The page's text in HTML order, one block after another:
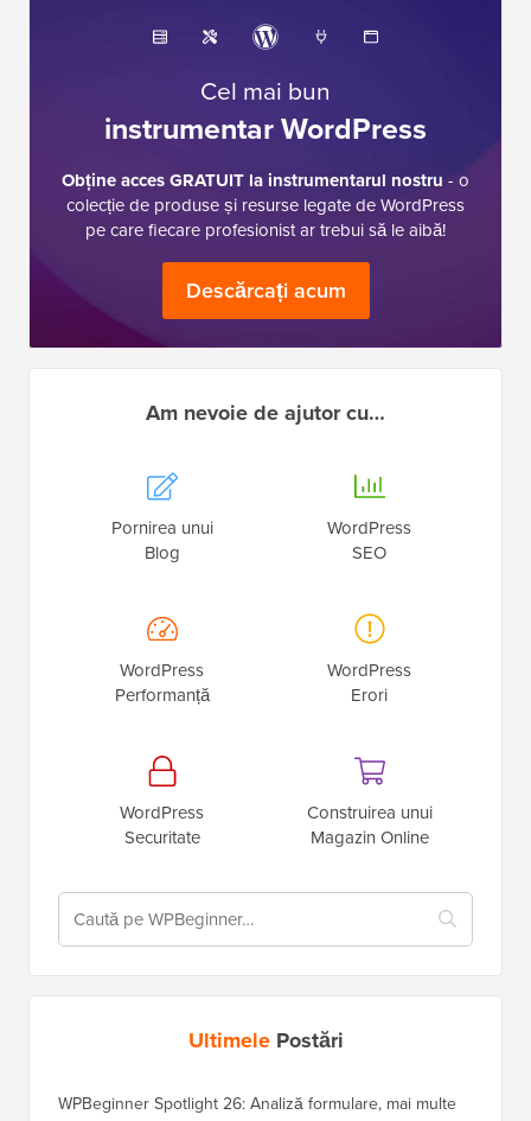
Cel mai bun
instrumentar WordPress
Obține acces GRATUIT la instrumentarul nostru - o
colecție de produse și resurse legate de WordPress
pe care fiecare profesionist ar trebui să le aibă!
Descărcați acum
Am nevoie de ajutor cu…
Pornirea unui
Blog
WordPress
SEO
WordPress
Performanță
WordPress
Erori
WordPress
Securitate
Construirea unui
Magazin Online
UltimelePostări
WPBeginner Spotlight 26: Analiză formulare, mai multe